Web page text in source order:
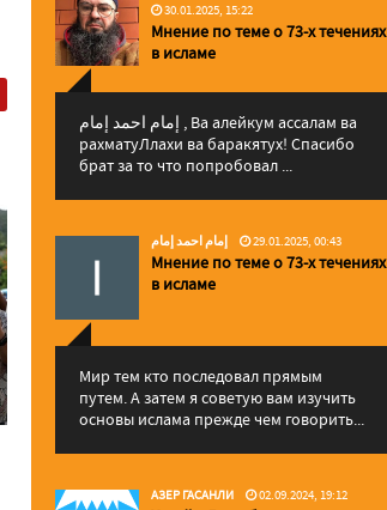
30.01.2025, 15:22
Мнение по теме о 73-х течениях
в исламе
إمام احمد إمام , Ва алейкум ассалам ва
рахматуЛлахи ва баракятух! Спасибо
брат за то что попробовал ...
إمام احمد إمام 29.01.2025, 00:43
Мнение по теме о 73-х течениях
в исламе
Мир тем кто последовал прямым
путем. А затем я советую вам изучить
основы ислама прежде чем говорить...
АЗЕР ГАСАНЛИ 02.09.2024, 19:12